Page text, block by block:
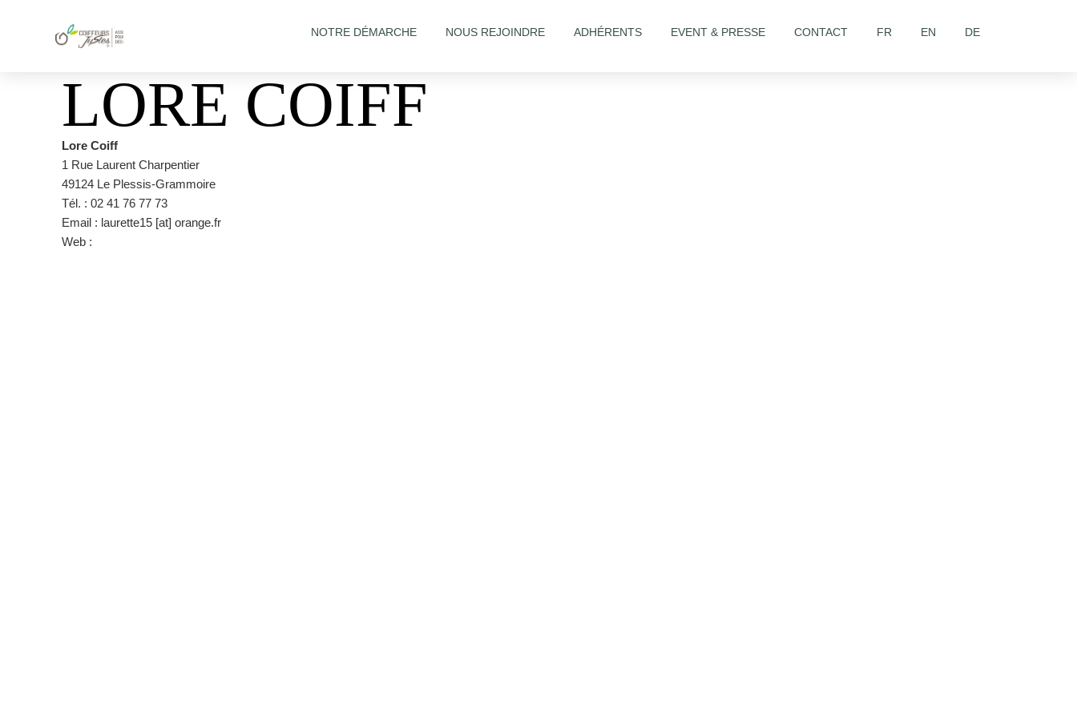
NOTRE DÉMARCHE NOUS REJOINDRE ADHÉRENTS EVENT & PRESSE CONTACT FR EN DE
LORE COIFF
Lore Coiff
1 Rue Laurent Charpentier
49124 Le Plessis-Grammoire
Tél. : 02 41 76 77 73
Email : laurette15 [at] orange.fr
Web :